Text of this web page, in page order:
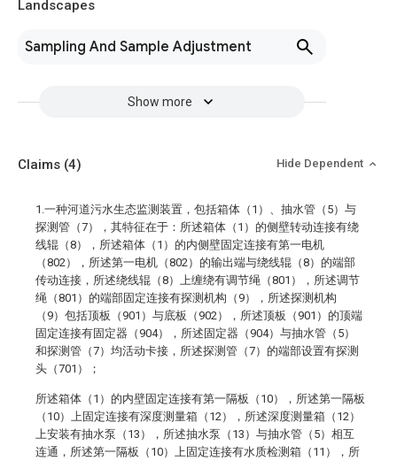
Landscapes
Sampling And Sample Adjustment
Show more
Claims (4) Hide Dependent
1.一种河道污水生态监测装置，包括箱体（1）、抽水管（5）与
探测管（7），其特征在于：所述箱体（1）的侧壁转动连接有绕
线辊（8），所述箱体（1）的内侧壁固定连接有第一电机
（802），所述第一电机（802）的输出端与绕线辊（8）的端部
传动连接，所述绕线辊（8）上缠绕有调节绳（801），所述调节
绳（801）的端部固定连接有探测机构（9），所述探测机构
（9）包括顶板（901）与底板（902），所述顶板（901）的顶端
固定连接有固定器（904），所述固定器（904）与抽水管（5）
和探测管（7）均活动卡接，所述探测管（7）的端部设置有探测
头（701）；
所述箱体（1）的内壁固定连接有第一隔板（10），所述第一隔板
（10）上固定连接有深度测量箱（12），所述深度测量箱（12）
上安装有抽水泵（13），所述抽水泵（13）与抽水管（5）相互
连通，所述第一隔板（10）上固定连接有水质检测箱（11），所